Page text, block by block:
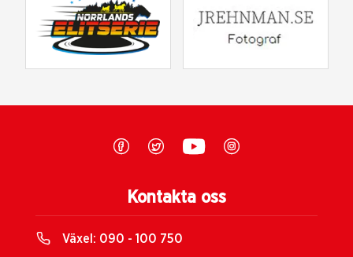
Kontakta oss
Växel: 090 - 100 750